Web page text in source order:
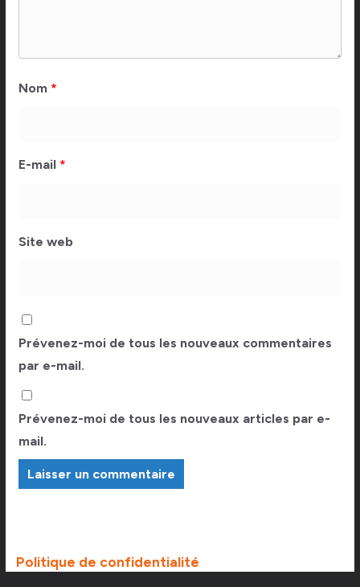
Nom *
E-mail *
Site web
Prévenez-moi de tous les nouveaux commentaires
par e-mail.
Prévenez-moi de tous les nouveaux articles par e-
mail.
Politique de confidentialité